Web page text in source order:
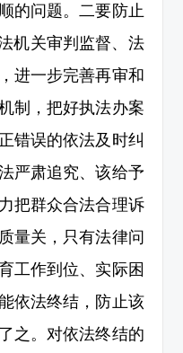
的问题。二要防止
机关审判监督、法
进一步完善再审和
制，把好执法办案
错误的依法及时纠
严肃追究、该给予
把群众合法合理诉
量关，只有法律问
工作到位、实际困
依法终结，防止该
之。对依法终结的